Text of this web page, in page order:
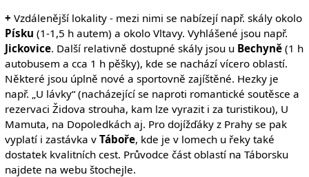
+ Vzdálenější lokality - mezi nimi se nabízejí např. skály okolo
Písku (1-1,5 h autem) a okolo Vltavy. Vyhlášené jsou např.
Jickovice. Další relativně dostupné skály jsou u Bechyně(1 h
autobusem a cca 1 h pěšky), kde se nachází vícero oblastí.
Některé jsou úplně nové a sportovně zajíštěné. Hezky je
např. „U lávky“ (nacházející se naproti romantické soutěsce a
rezervaci Židova strouha, kam lze vyrazit i za turistikou), U
Mamuta, na Dopoledkách aj. Pro dojížďáky z Prahy se pak
vyplatí i zastávka v Táboře, kde je v lomech u řeky také
dostatek kvalitních cest. Průvodce část oblastí na Táborsku
najdete na webu štochejle.